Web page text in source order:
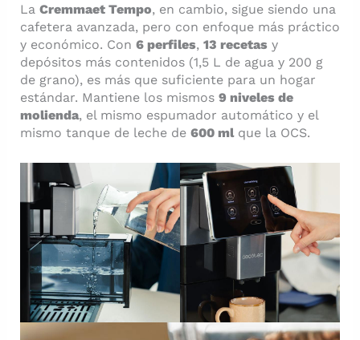
La Cremmaet Tempo, en cambio, sigue siendo una
cafetera avanzada, pero con enfoque más práctico
y económico. Con 6 perfiles, 13 recetasy
depósitos más contenidos (1,5 L de agua y 200 g
de grano), es más que suficiente para un hogar
estándar. Mantiene los mismos 9 niveles de
molienda, el mismo espumador automático y el
mismo tanque de leche de 600 mlque la OCS.